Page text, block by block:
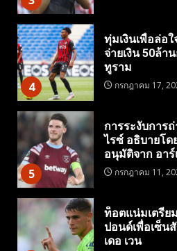
4
ทุ่มเงินเพื่อล่อ
จ่ายเงิน 50ล้า
ทูราม
กรกฎาคม 17,
5
การระงับการ
ไรซ์ อธิบายโด
อนุมัติจาก อา
กรกฎาคม 11,
ท็อตแน่มเตรีย
ปอนด์เพื่อเซ็
เดอ เวน